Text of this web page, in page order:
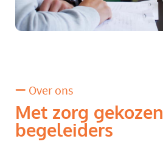
Over ons
Met zorg gekozen
begeleiders